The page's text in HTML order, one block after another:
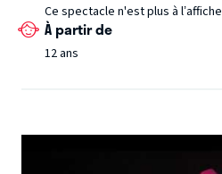
Ce spectacle n'est plus à l’affiche
À partir de
12 ans